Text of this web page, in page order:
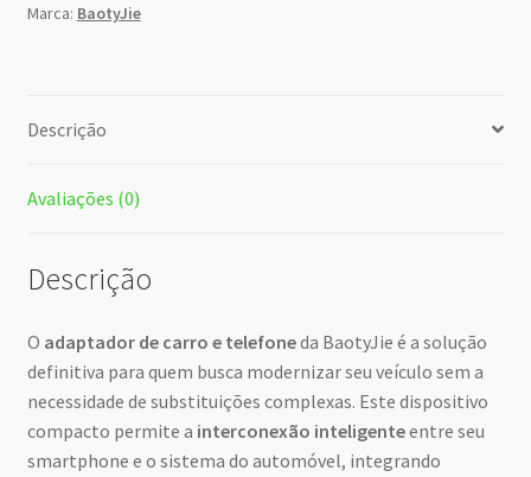
Marca: BaotyJie
Descrição
Avaliações (0)
Descrição
O adaptador de carro e telefoneda BaotyJie é a solução
definitiva para quem busca modernizar seu veículo sem a
necessidade de substituições complexas. Este dispositivo
compacto permite a interconexão inteligenteentre seu
smartphone e o sistema do automóvel, integrando